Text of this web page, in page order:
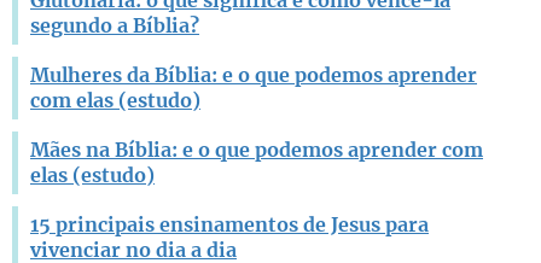
segundo a Bíblia?
Mulheres da Bíblia: e o que podemos aprender
com elas (estudo)
Mães na Bíblia: e o que podemos aprender com
elas (estudo)
15 principais ensinamentos de Jesus para
vivenciar no dia a dia